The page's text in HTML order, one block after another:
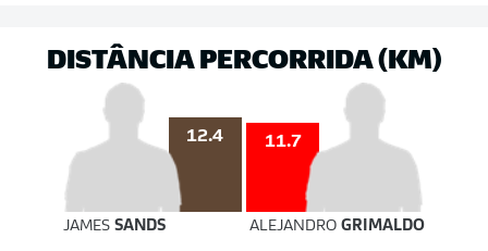
DISTÂNCIA PERCORRIDA (KM)
12.4 11.7
JAMES SANDS ALEJANDROGRIMALDO